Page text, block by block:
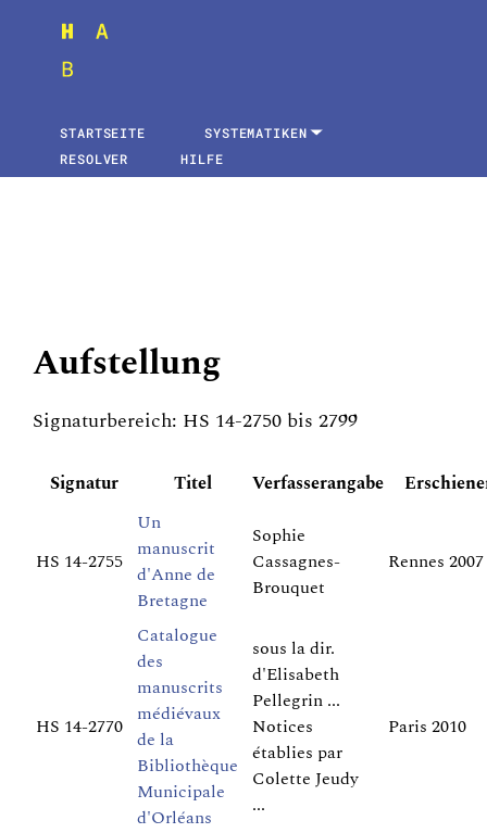
STARTSEITE
SYSTEMATIKEN
RESOLVER
HILFE
Aufstellung
Signaturbereich: HS 14-2750 bis 2799
Signatur Titel Verfasserangabe
HS 14-2755
Un
manuscrit
d'Anne de
Bretagne
Sophie
Cassagnes-
Brouquet
Rennes 2007
HS 14-2770
Catalogue
des
manuscrits
médiévaux
de la
Bibliothèque
Municipale
d'Orléans
sous la dir.
d'Elisabeth
Pellegrin ...
Notices
établies par
Colette Jeudy
...
Paris 2010